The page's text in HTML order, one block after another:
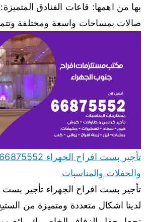
بها من اهمها: قاعات الفنادق المتميزة:
صالات بمساحات واسعة ومختلفة
والحفلات والمناسبات
تأجير بست افراح الجهراء تأجير بست
لدينا اشكال متعددة ومتميزة من